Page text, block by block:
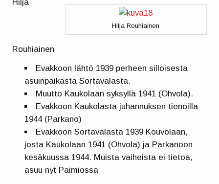
Hilja Rouhiainen
Hilja
Rouhiainen
Evakkoon lähtö 1939 perheen silloisesta
asuinpaikasta Sortavalasta.
Muutto Kaukolaan syksyllä 1941 (Ohvola).
Evakkoon Kaukolasta juhannuksen tienoilla
1944 (Parkano)
Evakkoon Sortavalasta 1939 Kouvolaan,
josta Kaukolaan 1941 (Ohvola) ja Parkanoon
kesäkuussa 1944. Muista vaiheista ei tietoa,
asuu nyt Paimiossa